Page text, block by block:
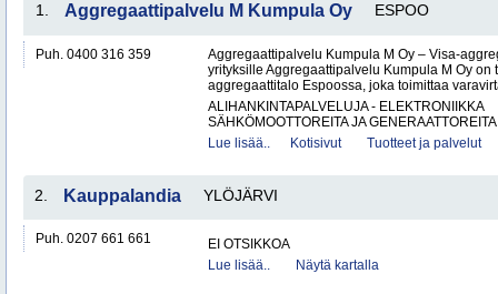
1. Aggregaattipalvelu M Kumpula Oy ESPOO
Puh. 0400 316 359
Aggregaattipalvelu Kumpula M Oy – Visa-
yrityksille Aggregaattipalvelu Kumpula M Oy on
aggregaattitalo Espoossa, joka toimittaa
ALIHANKINTAPALVELUJA - ELEKTRONIIKKA
SÄHKÖMOOTTOREITA JA GENERAATTOREITA
Lue lisää..
Kotisivut Tuotteet ja palvelut
2. Kauppalandia YLÖJÄRVI
Puh. 0207 661 661
EI OTSIKKOA
Lue lisää..
Näytä kartalla